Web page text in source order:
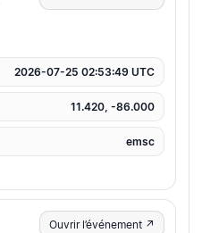
2026-07-25 02:53:49 UTC
11.420, -86.000
emsc
Ouvrir l’événement ↗